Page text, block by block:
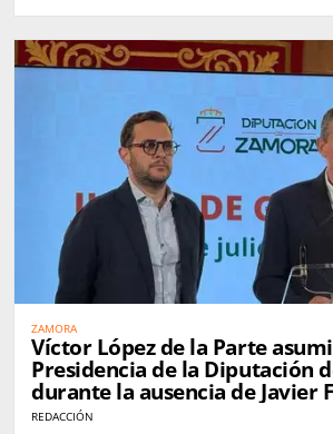
ZAMORA
Víctor López de la Parte
Presidencia de la Diputación
durante la ausencia de Javier
REDACCIÓN